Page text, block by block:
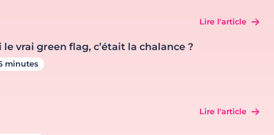
Lire l'article
le vrai green flag, c’était la chalance ?
minutes
Lire l'article